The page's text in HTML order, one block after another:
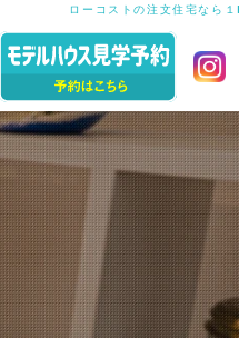
ローコストの注文住宅なら